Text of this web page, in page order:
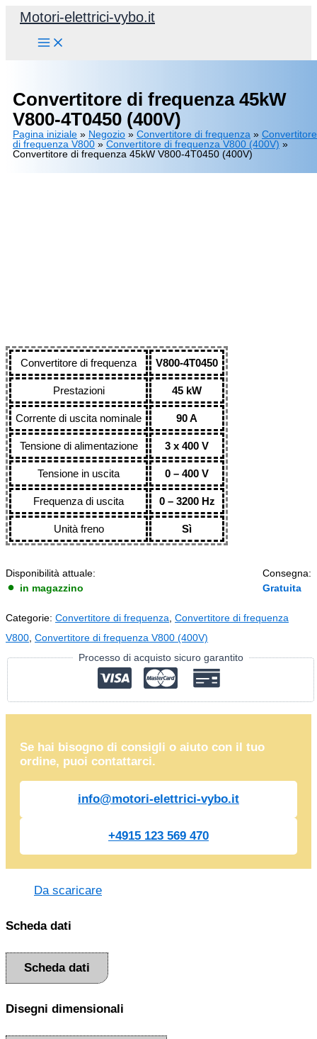
VaiMotori-elettrici-vybo.it
Convertitore di frequenza 45kW
V800-4T0450 (400V)
Pagina iniziale » Negozio » Convertitore di frequenza » Convertitore
di frequenza V800 » Convertitore di frequenza V800 (400V) »
Convertitore di frequenza 45kW V800-4T0450 (400V)
Convertitore di frequenza V800-4T0450
Prestazioni 45 kW
Corrente di uscita nominale 90 A
Tensione di alimentazione 3 x 400 V
Tensione in uscita 0 – 400 V
Frequenza di uscita 0 – 3200 Hz
Unità freno Sì
Disponibilità attuale:
in magazzino
Consegna:
Gratuita
Categorie: Convertitore di frequenza Convertitore di frequenza
V800 Convertitore di frequenza V800 (400V)
Processo di acquisto sicuro garantito
Se hai bisogno di consigli o aiuto con il tuo
ordine, puoi contattarci.
info@motori-elettrici-vybo.it
+4915 123 569 470
Da scaricare
Scheda dati
Scheda dati
Disegni dimensionali